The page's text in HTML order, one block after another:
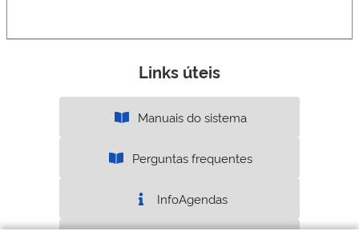
Links úteis
Manuais do sistema
Perguntas frequentes
InfoAgendas